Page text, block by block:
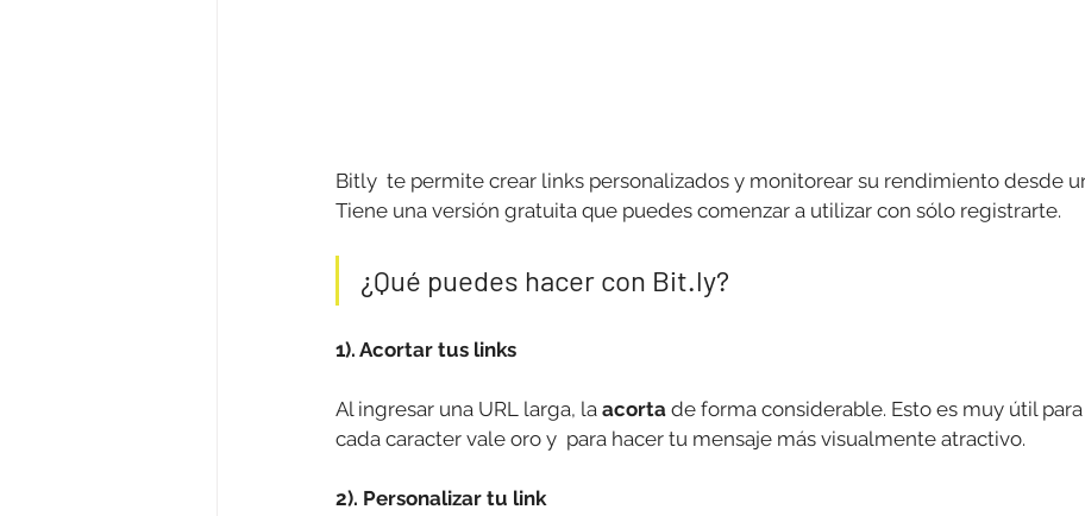
Bitly
te permite crear links personalizados y monitorear su rendimiento desde
Tiene una versión gratuita que puedes comenzar a utilizar con sólo registrarte.
¿Qué puedes hacer con Bit.ly?
1). Acortar tus links
Al ingresar una URL larga, la acorta de forma considerable. Esto es muy útil
cada caracter vale oro y  para hacer tu mensaje más visualmente atractivo.
2). Personalizar tu link